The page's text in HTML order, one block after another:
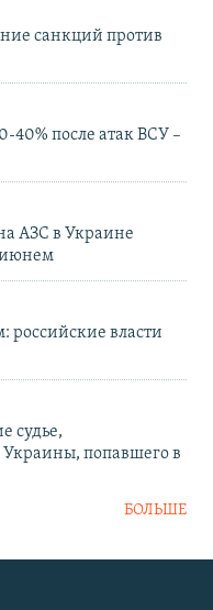
санкций против
после атак ВСУ –
АЗС в Украине
июнем
российские власти
судье,
попавшего в
БОЛЬШЕ